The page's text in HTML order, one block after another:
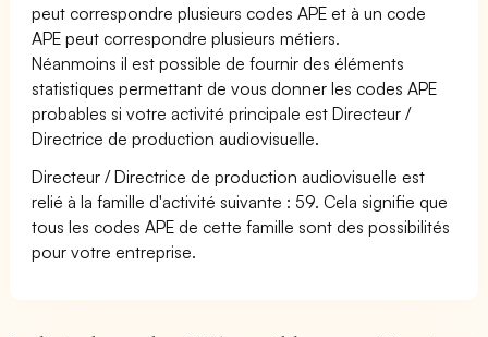
peut correspondre plusieurs codes APE et à un code
APE peut correspondre plusieurs métiers.
Néanmoins il est possible de fournir des éléments
statistiques permettant de vous donner les codes APE
probables si votre activité principale est Directeur /
Directrice de production audiovisuelle.
Directeur / Directrice de production audiovisuelle est
relié à la famille d'activité suivante : 59. Cela signifie que
tous les codes APE de cette famille sont des possibilités
pour votre entreprise.